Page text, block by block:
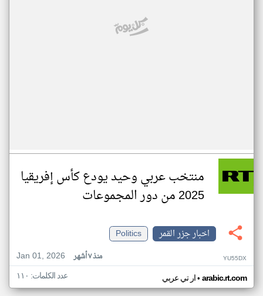
منتخب عربي وحيد يودع كأس إفريقيا
2025 من دور المجموعات
اخبار جزر القمر
Politics
Jan 01, 2026
منذ ٧ أشهر YU55DX
ار تي عربي• arabic.rt.com عدد الكلمات: ١١٠